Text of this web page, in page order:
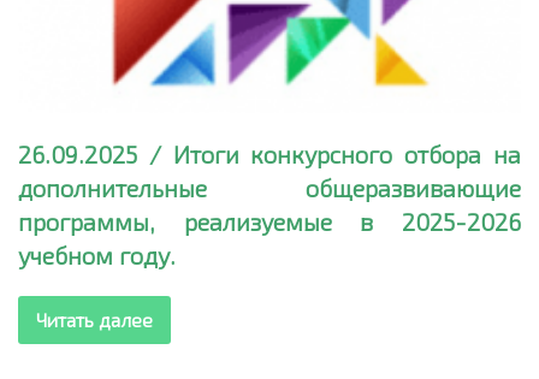
26.09.2025 / Итоги конкурсного отбора на
дополнительные общеразвивающие
программы, реализуемые в 2025-2026
учебном году.
Читать далее